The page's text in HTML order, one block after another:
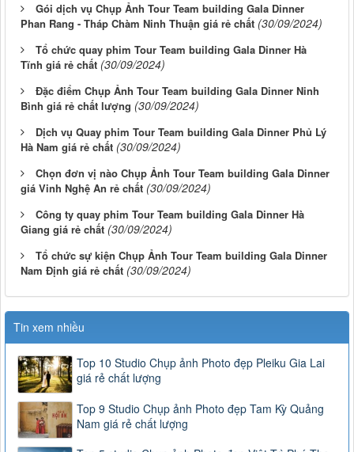
Gói dịch vụ Chụp Ảnh Tour Team building Gala Dinner
Phan Rang - Tháp Chàm Ninh Thuận giá rẻ chất (30/09/2024)
Tổ chức quay phim Tour Team building Gala Dinner Hà
Tĩnh giá rẻ chất (30/09/2024)
Đặc điểm Chụp Ảnh Tour Team building Gala Dinner Ninh
Bình giá rẻ chất lượng (30/09/2024)
Dịch vụ Quay phim Tour Team building Gala Dinner Phủ Lý
Hà Nam giá rẻ chất (30/09/2024)
Chọn đơn vị nào Chụp Ảnh Tour Team building Gala Dinner
giá Vinh Nghệ An rẻ chất (30/09/2024)
Công ty quay phim Tour Team building Gala Dinner Hà
Giang giá rẻ chất (30/09/2024)
Tổ chức sự kiện Chụp Ảnh Tour Team building Gala Dinner
Nam Định giá rẻ chất (30/09/2024)
Tin xem nhiều
Top 10 Studio Chụp ảnh Photo đẹp Pleiku Gia Lai
giá rẻ chất lượng
Top 9 Studio Chụp ảnh Photo đẹp Tam Kỳ Quảng
Nam giá rẻ chất lượng